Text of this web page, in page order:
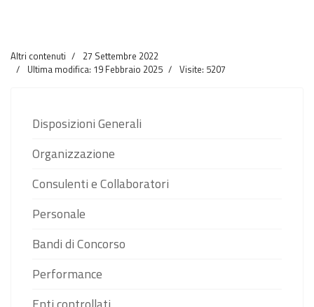
Altri contenuti
27 Settembre 2022
Ultima modifica: 19 Febbraio 2025
Visite: 5207
Disposizioni Generali
Organizzazione
Consulenti e Collaboratori
Personale
Bandi di Concorso
Performance